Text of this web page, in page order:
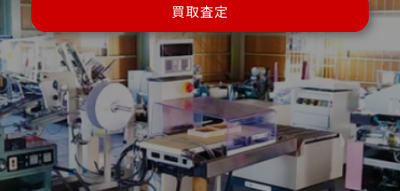
買取査定